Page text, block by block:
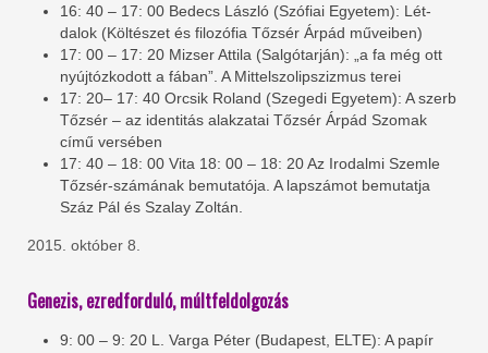
16: 40 – 17: 00 Bedecs László (Szófiai Egyetem): Lét-
dalok (Költészet és filozófia Tőzsér Árpád műveiben)
17: 00 – 17: 20 Mizser Attila (Salgótarján): „a fa még ott
nyújtózkodott a fában”. A Mittelszolipszizmus terei
17: 20– 17: 40 Orcsik Roland (Szegedi Egyetem): A szerb
Tőzsér – az identitás alakzatai Tőzsér Árpád Szomak
című versében
17: 40 – 18: 00 Vita 18: 00 – 18: 20 Az Irodalmi Szemle
Tőzsér-számának bemutatója. A lapszámot bemutatja
Száz Pál és Szalay Zoltán.
2015. október 8.
Genezis, ezredforduló, múltfeldolgozás
9: 00 – 9: 20 L. Varga Péter (Budapest, ELTE): A papír